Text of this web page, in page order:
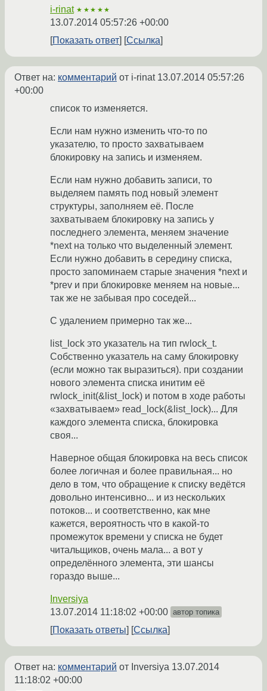
i-rinat ★★★★★
13.07.2014 05:57:26 +00:00
Показать ответ
Ссылка
Ответ на: комментарий от i-rinat 13.07.2014 05:57:26
+00:00
список то изменяется.
Если нам нужно изменить что-то по
указателю, то просто захватываем
блокировку на запись и изменяем.
Если нам нужно добавить записи, то
выделяем память под новый элемент
структуры, заполняем её. После
захватываем блокировку на запись у
последнего элемента, меняем значение
*next на только что выделенный элемент.
Если нужно добавить в середину списка,
просто запоминаем старые значения *next и
*prev и при блокировке меняем на новые...
так же не забывая про соседей...
С удалением примерно так же...
list_lock это указатель на тип rwlock_t.
Собственно указатель на саму блокировку
(если можно так выразиться). при создании
нового элемента списка инитим её
rwlock_init(&list_lock) и потом в ходе работы
«захватываем» read_lock(&list_lock)... Для
каждого элемента списка, блокировка
своя...
Наверное общая блокировка на весь список
более логичная и более правильная... но
дело в том, что обращение к списку ведётся
довольно интенсивно... и из нескольких
потоков... и соответственно, как мне
кажется, вероятность что в какой-то
промежуток времени у списка не будет
читальщиков, очень мала... а вот у
определённого элемента, эти шансы
гораздо выше...
Inversiya
13.07.2014 11:18:02 +00:00 автор топика
Показать ответы Ссылка
Ответ на: комментарий от Inversiya 13.07.2014
11:18:02 +00:00